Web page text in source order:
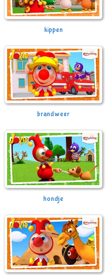
kippen
brandweer
hondje